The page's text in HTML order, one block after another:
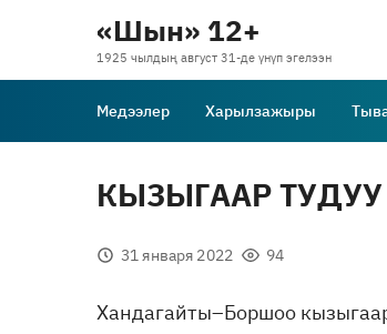
«Шын» 12+
1925 чылдың август 31-де үнүп эгелээн
Медээлер Харылзажыры
КЫЗЫГААР
31 января 2022 94
Хандагайты–Боршоо